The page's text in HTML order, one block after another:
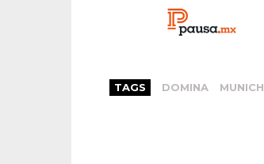
TAGS DOMINA MUNICH